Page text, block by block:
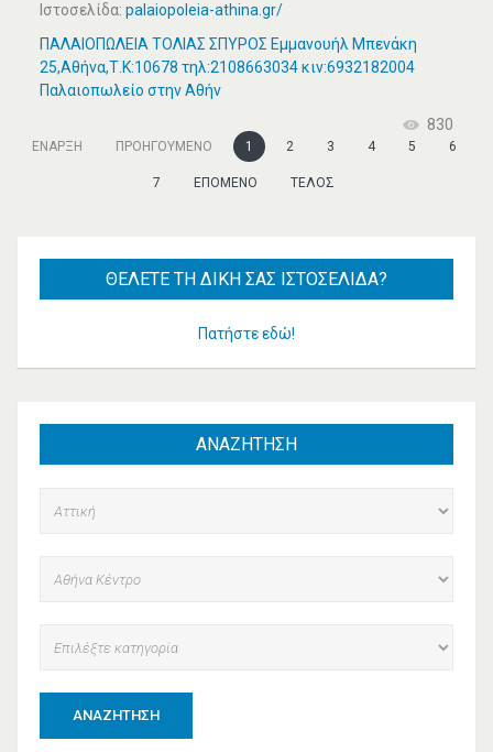
Ιστοσελίδα: palaiopoleia-athina.gr/
ΠΑΛΑΙΟΠΩΛΕΙΑ ΤΟΛΙΑΣ ΣΠΥΡΟΣ Εμμανουήλ Μπενάκη
25,Αθήνα,Τ.Κ:10678 τηλ:2108663034 κιν:6932182004
Παλαιοπωλείο στην Αθήν
830
ΈΝΑΡΞΗ ΠΡΟΗΓΟΎΜΕΝΟ 1 2 3 4 5 6
7 ΕΠΌΜΕΝΟ ΤΈΛΟΣ
ΘΈΛΕΤΕ ΤΗ ΔΙΚΉ ΣΑΣ ΙΣΤΟΣΕΛΊΔΑ?
Πατήστε εδώ!
ΑΝΑΖΗΤΗΣΗ
ΑΝΑΖΉΤΗΣΗ